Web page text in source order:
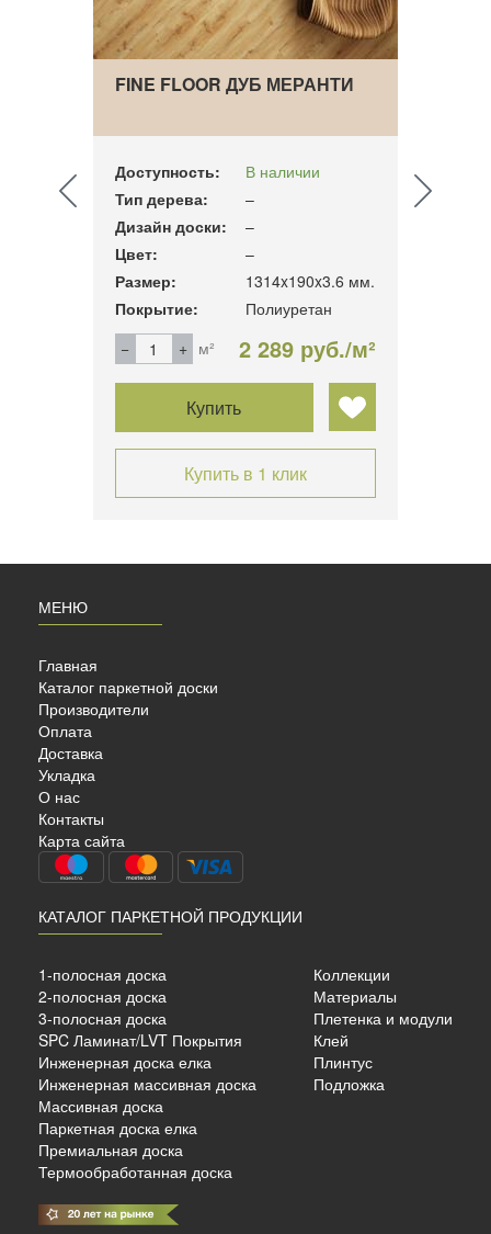
FINE FLOOR ДУБ МЕРАНТИ
Доступность:
В наличии
Тип дерева:
–
Дизайн доски:
–
Цвет:
–
Размер:
1314x190x3.6 мм.
Покрытие:
Полиуретан
м²
2 289 руб./м²
Купить
Купить в 1 клик
МЕНЮ
Главная
Каталог паркетной доски
Производители
Оплата
Доставка
Укладка
О нас
Контакты
Карта сайта
КАТАЛОГ ПАРКЕТНОЙ ПРОДУКЦИИ
1-полосная доска
2-полосная доска
3-полосная доска
SPC Ламинат/LVT Покрытия
Инженерная доска елка
Инженерная массивная доска
Массивная доска
Паркетная доска елка
Премиальная доска
Термообработанная доска
Коллекции
Материалы
Плетенка и модули
Клей
Плинтус
Подложка